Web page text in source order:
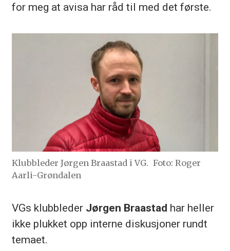
for meg at avisa har råd til med det første.
Klubbleder Jørgen Braastad i VG. Foto: Roger
Aarli-Grøndalen
VGs klubbleder Jørgen Braastad har heller
ikke plukket opp interne diskusjoner rundt
temaet.